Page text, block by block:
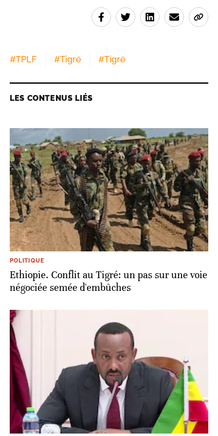
#TPLF #Tigré #Tigré
LES CONTENUS LIÉS
POLITIQUE
Ethiopie. Conflit au Tigré: un pas sur une voie
négociée semée d'embûches